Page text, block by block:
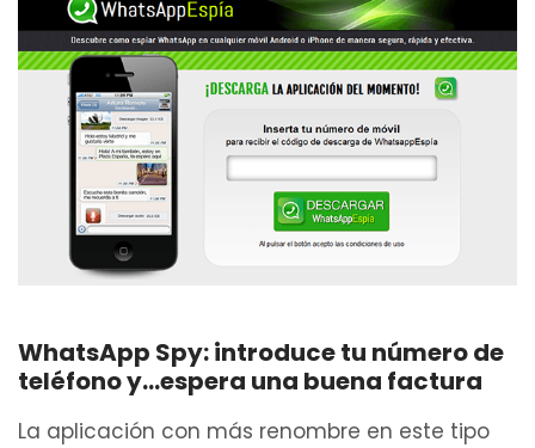
WhatsApp Spy: introduce tu número de
teléfono y…espera una buena factura
La aplicación con más renombre en este tipo